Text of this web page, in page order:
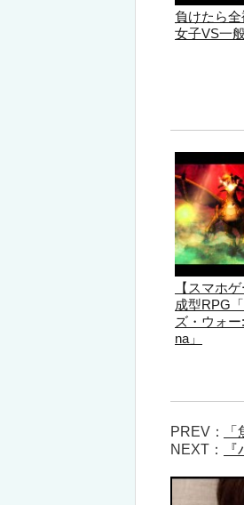
負けたら
女子VS一
【スマホ
成型RPG
ズ・ウォ
na」
PREV：
NEXT：